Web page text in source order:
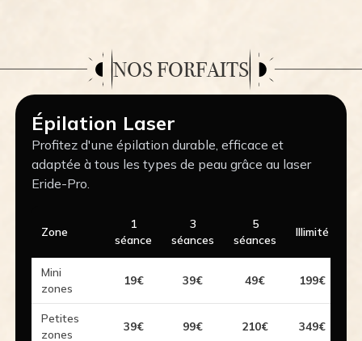
NOS FORFAITS
Épilation Laser
Profitez d'une épilation durable, efficace et
adaptée à tous les types de peau grâce au laser
Eride-Pro.
Zone
1
séance
3
séances
5
séances
Illimité
Mini
zones
19€ 39€ 49€ 199€
Petites
zones
39€ 99€ 210€ 349€